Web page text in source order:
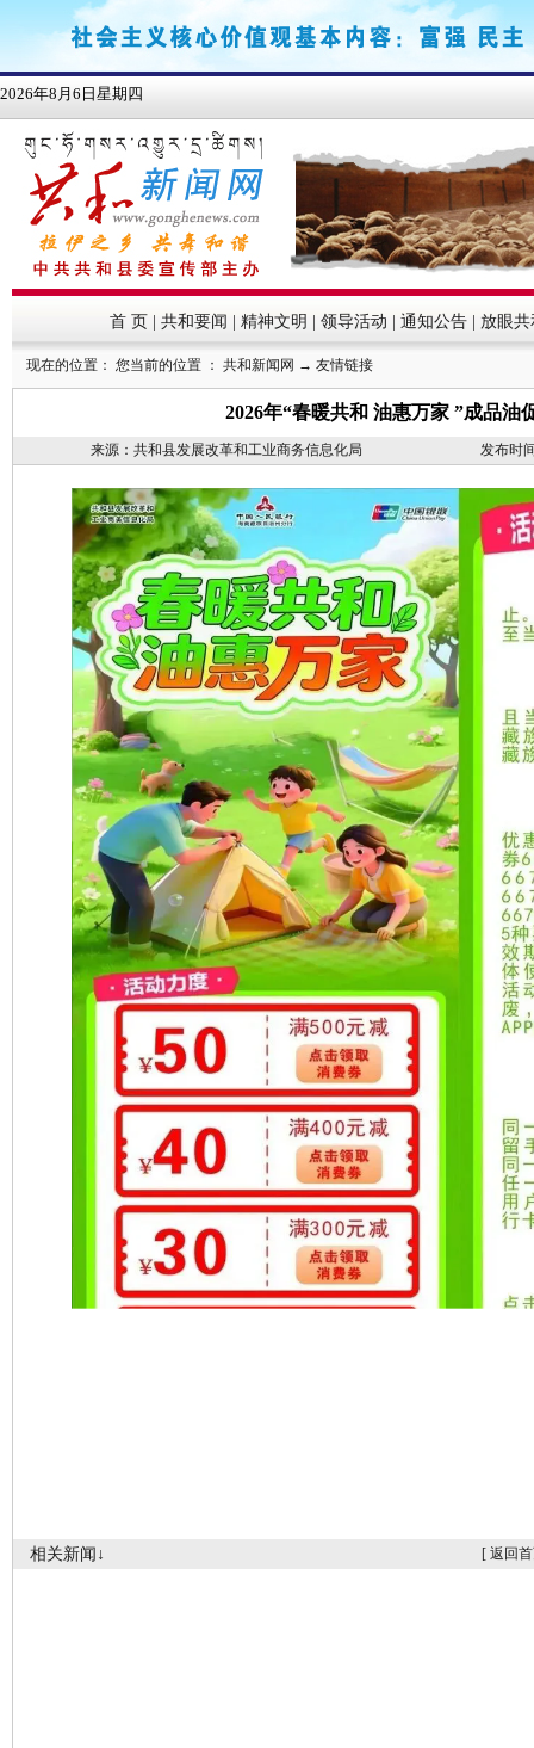
首 页 共和要闻 精神文明 领导活动 通知公告 放眼共
现在的位置： 您当前的位置 ： 共和新闻网 → 友情链接
2026年“春暖共和 油惠万家 ”成品油
来源：共和县发展改革和工业商务信息化局 发布时
相关新闻↓ [ 返回